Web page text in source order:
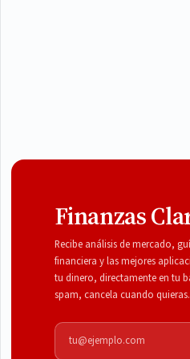
Finanzas
Recibe análisis de mercado,
financiera y las mejores
tu dinero, directamente en tu
spam, cancela cuando quieras.
Correo electrónico